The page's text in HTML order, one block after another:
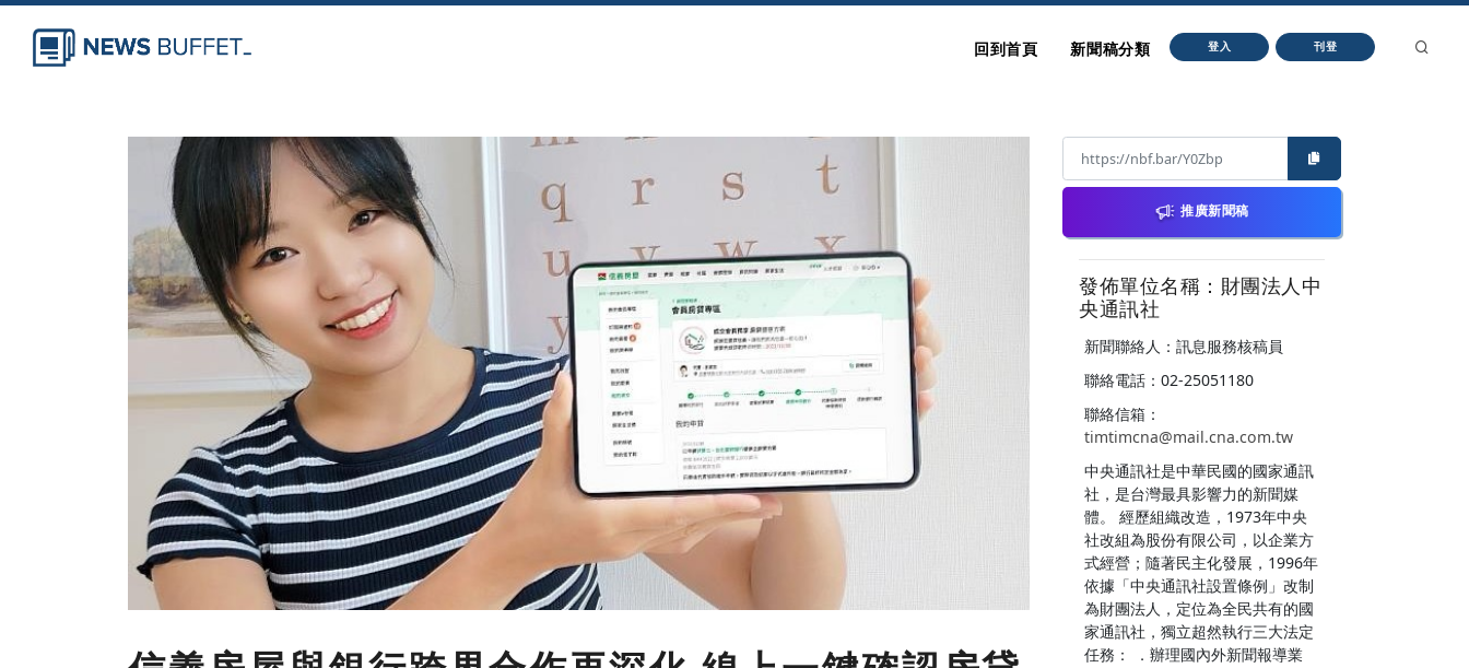
回到首頁 新聞稿分類 登入 刊登
推廣新聞稿
發佈單位名稱：財團法人中
央通訊社
新聞聯絡人：訊息服務核稿員
聯絡電話：02-25051180
聯絡信箱：
timtimcna@mail.cna.com.tw
中央通訊社是中華民國的國家通訊
社，是台灣最具影響力的新聞媒
體。 經歷組織改造，1973年中央
社改組為股份有限公司，以企業方
式經營；隨著民主化發展，1996年
依據「中央通訊社設置條例」改制
為財團法人，定位為全民共有的國
家通訊社，獨立超然執行三大法定
任務： ．辦理國內外新聞報導業